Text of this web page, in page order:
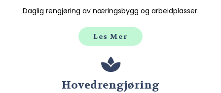
Daglig rengjøring av næringsbygg og arbeidplasser.
Les Mer
Hovedrengjøring